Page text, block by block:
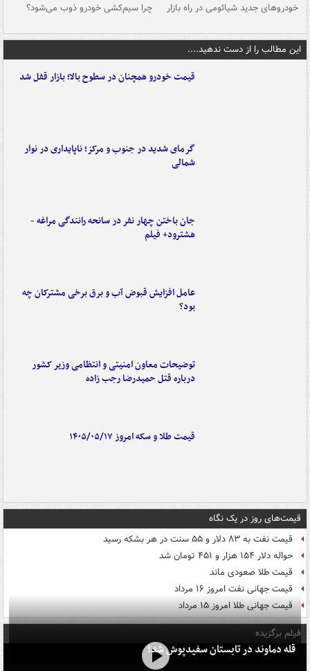
خودروهای جدید شیائومی در راه بازار چرا سیم‌کشی خودرو ذوب می‌شود؟
این مطالب را از دست ندهید....
قیمت خودرو همچنان در سطوح بالا؛ بازار قفل شد
گرمای شدید در جنوب و مرکز؛ ناپایداری در نوار
شمالی
جان باختن چهار نفر در سانحه رانندگی مراغه -
هشترود+ فیلم
عامل افزایش قبوض آب و برق برخی مشترکان چه
بود؟
توضیحات معاون امنیتی و انتظامی وزیر کشور
درباره قتل حمیدرضا رجب زاده
قیمت طلا و سکه امروز ۱۴۰۵/۰۵/۱۷
قیمت‌های روز در یک نگاه
قیمت نفت به ۸۳ دلار و ۵۵ سنت در هر بشکه رسید
حواله دلار ۱۵۴ هزار و ۴۵۱ تومان شد
قیمت طلا صعودی ماند
قیمت جهانی نفت امروز ۱۶ مرداد
قیمت جهانی طلا امروز ۱۵ مرداد
فیلم برگزیده
قله دماوند در تابستان سفیدپوش شد!